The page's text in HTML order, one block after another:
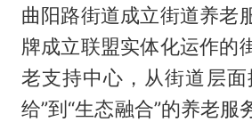
曲阳路街道成立街道养老
牌成立联盟实体化运作的
老支持中心，从街道层面
给”到“生态融合”的养老服